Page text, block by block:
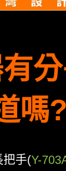
嗎?
把手(Y-